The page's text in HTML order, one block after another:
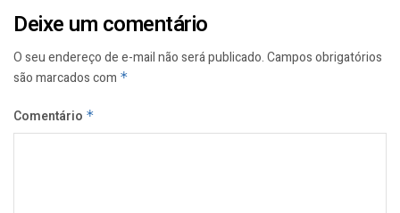
Deixe um comentário
O seu endereço de e-mail não será publicado.Campos obrigatórios
são marcados com *
Comentário *